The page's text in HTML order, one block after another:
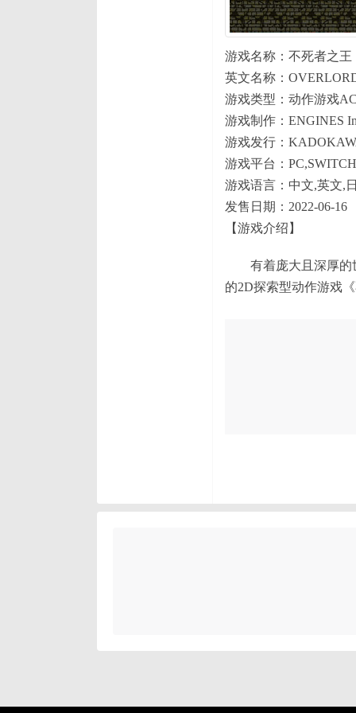
游戏名称：不死者之
英文名称：
游戏类型：动作游戏
游戏制作：ENGINES
游戏发行：
游戏平台：PC,SWITCH
游戏语言：中文,英文,
发售日期：2022-06-16
【游戏介绍】
有着庞大且深厚的世
的2D探索型动作游戏